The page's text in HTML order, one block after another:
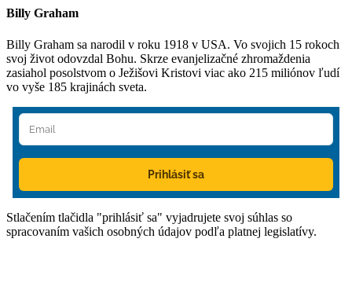
Billy Graham
Billy Graham sa narodil v roku 1918 v USA. Vo svojich 15 rokoch
svoj život odovzdal Bohu. Skrze evanjelizačné zhromaždenia
zasiahol posolstvom o Ježišovi Kristovi viac ako 215 miliónov ľudí
vo vyše 185 krajinách sveta.
Prihlásiť sa
Stlačením tlačidla "prihlásiť sa" vyjadrujete svoj súhlas so
spracovaním vašich osobných údajov podľa platnej legislatívy.